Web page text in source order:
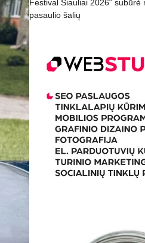
Festival Šiauliai 2026“ subūrė
pasaulio šalių